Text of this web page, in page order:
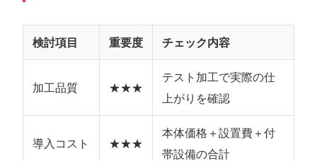
検討項目 重要度 チェック内容
加工品質 ★★★
テスト加工で実際の仕
上がりを確認
導入コスト ★★★
本体価格＋設置費＋付
帯設備の合計